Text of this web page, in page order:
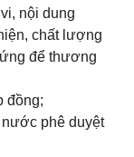
nội dung
chất lượng
để thương
đồng;
nước phê duyệt